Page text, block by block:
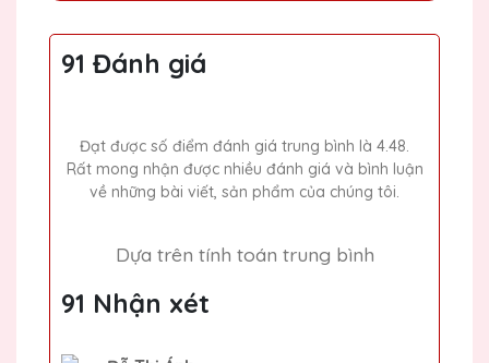
91 Đánh giá
Đạt được số điểm đánh giá trung bình là 4.48.
Rất mong nhận được nhiều đánh giá và bình luận
về những bài viết, sản phẩm của chúng tôi.
Dựa trên tính toán trung bình
91 Nhận xét